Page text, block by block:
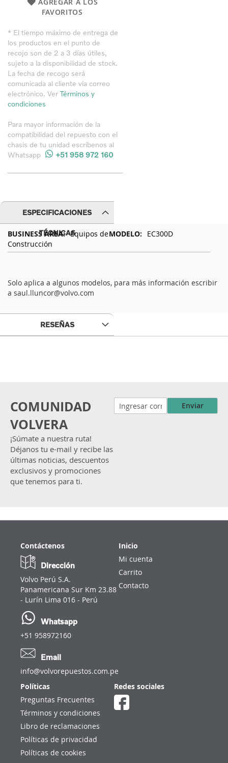
FAVORITOS
* El tiempo máximo de entrega de
los productos en el punto de
recojo son de 2 a 3 días útiles,
sujeto a la disponibilidad de stock.
La fecha de recogo será
comunicada al cliente vía correo
electrónico. Ver Términos y
condiciones
Para mayor información de la
compatibilidad del repuesto con el
chasis de tu unidad escríbenos al
Whatsapp
+51 958 972 160
ESPECIFICACIONES
TÉCNICAS
Especificaciones
Técnicas
Equipos de
Construcción
EC300D
Solo aplica a algunos modelos, para más información escribir
a saul.lluncor@volvo.com
RESEÑAS
COMUNIDAD
VOLVERA
¡Súmate a nuestra ruta!
Déjanos tu e-mail y recibe las
últimas noticias, descuentos
exclusivos y promociones
que tenemos para ti.
Enviar
Contáctenos
Dirección
Volvo Perú S.A.
Panamericana Sur Km 23.88
- Lurín Lima 016 - Perú
Whatsapp
+51 958972160
Email
info@volvorepuestos.com.pe
Inicio
Mi cuenta
Carrito
Contacto
Políticas
Preguntas Frecuentes
Términos y condiciones
Libro de reclamaciones
Políticas de privacidad
Políticas de cookies
Redes sociales